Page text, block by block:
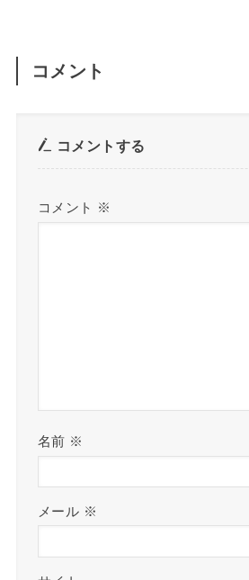
コメント
コメントする
コメント ※
名前 ※
メール ※